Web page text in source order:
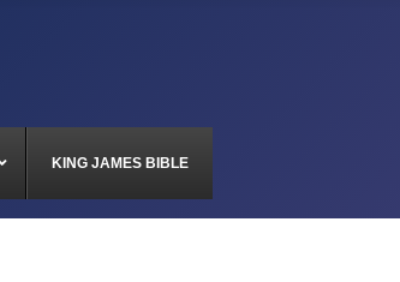
KING JAMES BIBLE